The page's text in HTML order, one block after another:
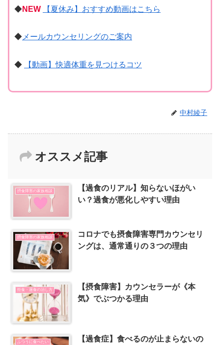
◆NEW 【夏休み】おすすめ動画はこちら
◆メールカウンセリングのご案内
◆ 【動画】快適体重を見つけるコツ
中村綾子
オススメ記事
摂食障害の家族相談
【過食のリアル】知らないほがい
い？過食が悪化しやすい理由
摂食障害の家族相談
コロナでも摂食障害専門カウンセリ
ングは、通常通りの３つの理由
拒食・過食の治し方
【摂食障害】カウンセラーが《本
気》でぶつかる理由
ふつうに食べたい
【過食症】食べるのが止まらないの